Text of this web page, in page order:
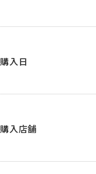
購入日
購入店舗